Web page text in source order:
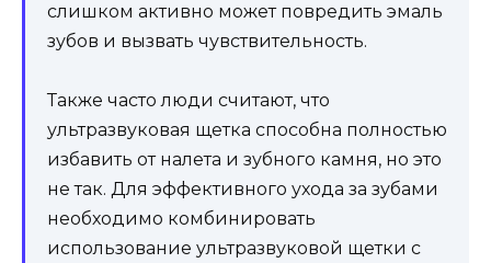
слишком активно может повредить эмаль
зубов и вызвать чувствительность.
Также часто люди считают, что
ультразвуковая щетка способна полностью
избавить от налета и зубного камня, но это
не так. Для эффективного ухода за зубами
необходимо комбинировать
использование ультразвуковой щетки с